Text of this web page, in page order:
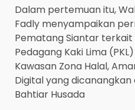
Dalam pertemuan itu,
Fadly menyampaikan
Pematang Siantar
Pedagang Kaki Lima
Kawasan Zona Halal,
Digital yang
Bahtiar Husada